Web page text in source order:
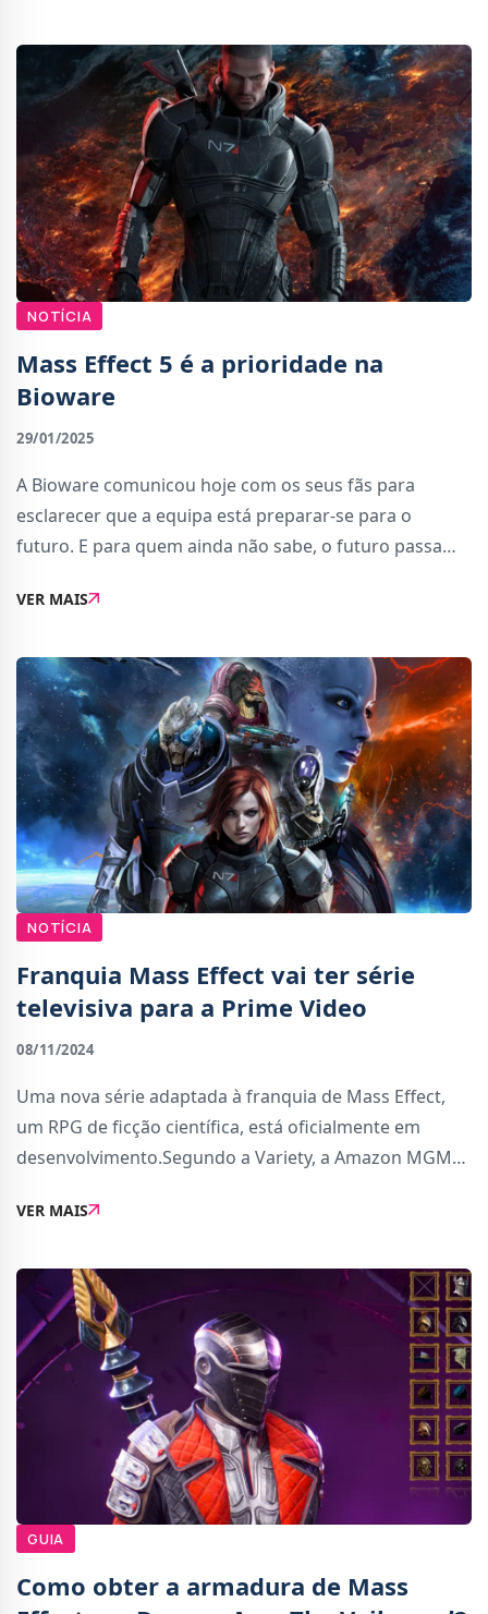
NOTÍCIA
Mass Effect 5 é a prioridade na
Bioware
29/01/2025
A Bioware comunicou hoje com os seus fãs para
esclarecer que a equipa está preparar-se para o
futuro. E para quem ainda não sabe, o futuro passa
quinto jogo da saga).Os fãs da trilogia origin
VER MAIS
NOTÍCIA
Franquia Mass Effect vai ter série
televisiva para a Prime Video
08/11/2024
Uma nova série adaptada à franquia de Mass Effect,
um RPG de ficção científica, está oficialmente em
desenvolvimento.Segundo a Variety, a Amazon MGM
transformar Mass Effect numa série televisiva. E
VER MAIS
GUIA
Como obter a armadura de Mass